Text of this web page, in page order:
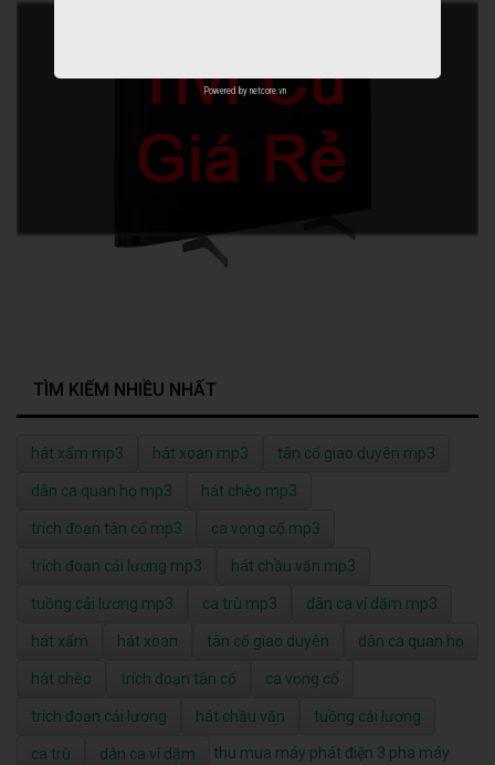
TÌM KIẾM NHIỀU NHẤT
hát xẩm mp3 hát xoan mp3 tân cổ giao duyên mp3
dân ca quan họ mp3 hát chèo mp3
trích đoạn tân cổ mp3 ca vọng cổ mp3
trích đoạn cải lương mp3 hát chầu văn mp3
tuồng cải lương mp3 ca trù mp3 dân ca ví dặm mp3
hát xẩm hát xoan tân cổ giao duyên dân ca quan họ
hát chèo trích đoạn tân cổ ca vọng cổ
trích đoạn cải lương hát chầu văn tuồng cải lương
ca trù dân ca ví dặm thu mua máy phát điện 3 pha máy
Powered by netcore.vn